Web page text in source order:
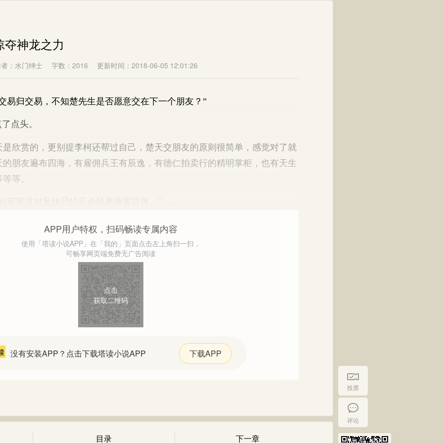
投票
评论
神龙之力
：水门绅士 字数：2016 更新时间：2018-06-05 12:01:26
交易，不知楚先生是否愿意交在下一个朋友？”
点头。
赏的，更别提李柯还帮过自己，楚天交朋友的原则很简单，感觉对了就
朋友遍布四海，有雇佣兵王有辰逸，有德仁拍卖行的精明掌柜，也有天生
等。
APP用户特权，扫码畅读专属内容
使用「塔读小说APP」在「我的」页面点击左上角扫一扫，
可畅享网页端免费无广告阅读
点击
获取二维码
没有安装APP？点击下载塔读小说APP 下载APP
目录 下一章